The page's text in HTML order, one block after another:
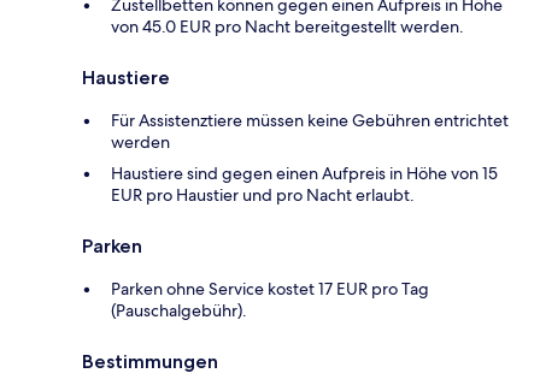
Zustellbetten können gegen einen Aufpreis in Höhe
von 45.0 EUR pro Nacht bereitgestellt werden.
Haustiere
Für Assistenztiere müssen keine Gebühren entrichtet
werden
Haustiere sind gegen einen Aufpreis in Höhe von 15
EUR pro Haustier und pro Nacht erlaubt.
Parken
Parken ohne Service kostet 17 EUR pro Tag
(Pauschalgebühr).
Bestimmungen